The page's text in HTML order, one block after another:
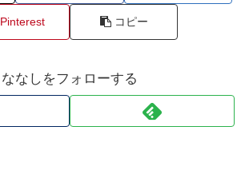
Pinterest コピー
ななしをフォローする